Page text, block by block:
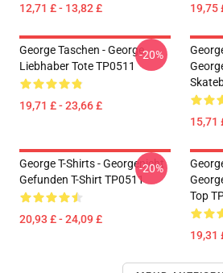
12,71 £ - 13,82 £ 19,75
George Taschen - George
Liebhaber Tote TP0511
19,71 £ - 23,66 £
-20%
15,71
George T-Shirts - Georgenicht
Gefunden T-Shirt TP0511
20,93 £ - 24,09 £
-20%
Top
19,31